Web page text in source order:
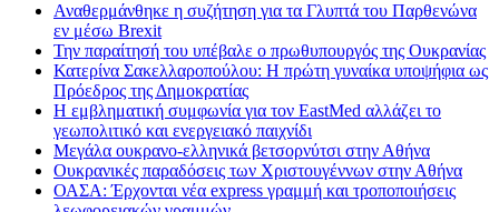
Αναθερμάνθηκε η συζήτηση για τα Γλυπτά του Παρθενώνα
εν μέσω Brexit
Την παραίτησή του υπέβαλε ο πρωθυπουργός της Ουκρανίας
Κατερίνα Σακελλαροπούλου: Η πρώτη γυναίκα υποψήφια ως
Πρόεδρος της Δημοκρατίας
Η εμβληματική συμφωνία για τον EastMed αλλάζει το
γεωπολιτικό και ενεργειακό παιχνίδι
Μεγάλα ουκρανο-ελληνικά βετσορνύτσι στην Αθήνα
Ουκρανικές παραδόσεις των Χριστουγέννων στην Αθήνα
ΟΑΣΑ: Έρχονται νέα express γραμμή και τροποποιήσεις